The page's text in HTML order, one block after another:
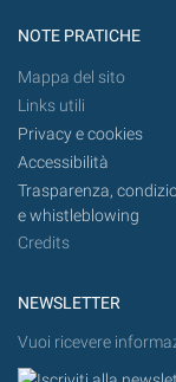
NOTE PRATICHE
Mappa del sito
Links utili
Privacy e cookies
Accessibilità
Trasparenza,
e whistleblowing
Credits
NEWSLETTER
Vuoi ricevere